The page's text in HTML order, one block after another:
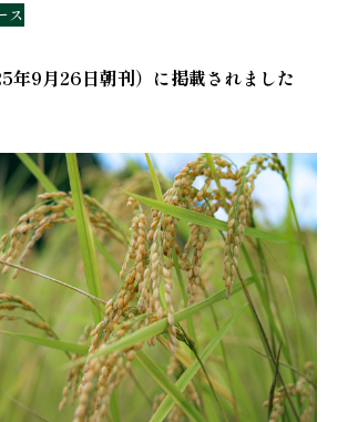
ス
年9月26日朝刊）に掲載されました